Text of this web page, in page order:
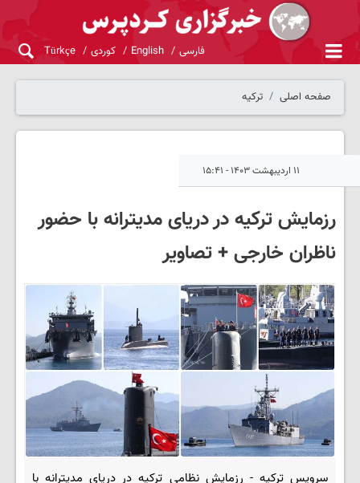
فارسی English کوردی Türkçe
صفحه اصلی ترکیه
۱۱ اردیبهشت ۱۴۰۳ - ۱۵:۴۱
رزمایش ترکیه در دریای مدیترانه با حضور
ناظران خارجی + تصاویر
سرویس ترکیه - رزمایش نظامی ترکیه در دریای مدیترانه با